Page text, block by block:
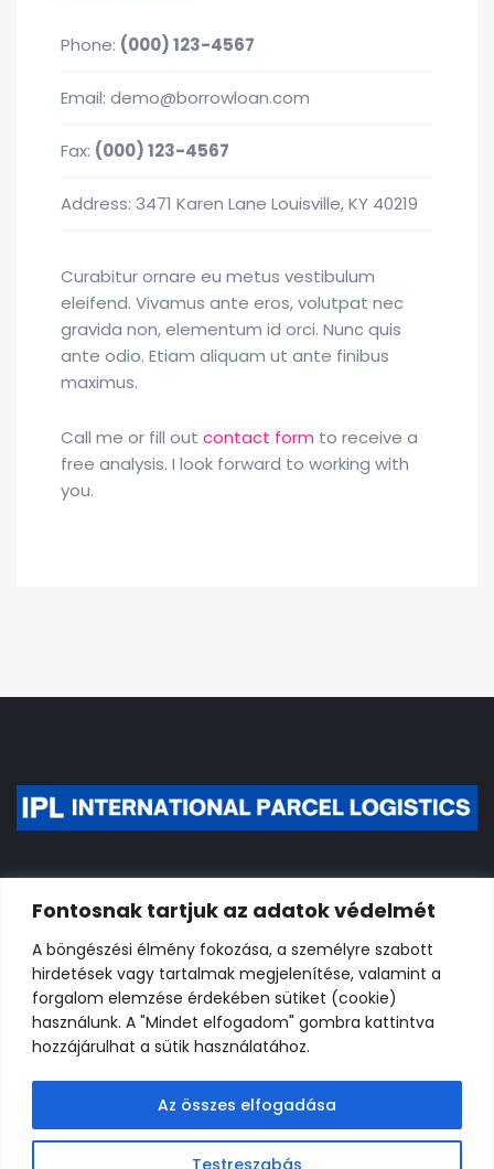
Fontosnak tartjuk az adatok védelmét
A böngészési élmény fokozása, a személyre szabott
hirdetések vagy tartalmak megjelenítése, valamint a
forgalom elemzése érdekében sütiket (cookie)
használunk. A "Mindet elfogadom" gombra kattintva
hozzájárulhat a sütik használatához.
Testreszabás
Az összes elfogadása
Phone: (000) 123-4567
Email: demo@borrowloan.com
Fax: (000) 123-4567
Address: 3471 Karen Lane Louisville, KY 40219
Curabitur ornare eu metus vestibulum
eleifend. Vivamus ante eros, volutpat nec
gravida non, elementum id orci. Nunc quis
ante odio. Etiam aliquam ut ante finibus
maximus.
Call me or fill out contact form to receive a
free analysis. I look forward to working with
you.
E-mail:info@iplmagyarorszag.hu
FACEBOOK
GOOGLE PLUS